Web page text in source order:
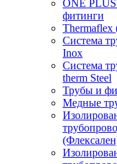
ONE
фитинги
Thermaflex
Система
Inox
Система
therm Steel
Трубы и
Медные